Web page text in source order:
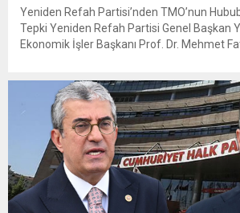
Yeniden Refah Partisi’nden TMO’nun
Tepki Yeniden Refah Partisi Genel Başkan
Ekonomik İşler Başkanı Prof. Dr. Mehmet
fiyatların çiftçinin artan maliyetlerini
olduğunu savunarak fiyatların yeniden
çağrısında...